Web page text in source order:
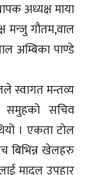
अध्यक्ष माया
मन्जु गौतम,वाल
अम्बिका पाण्डे
स्वागत मन्तव्य
समुहको सचिव
। एकता टोल
बिभिन्न खेलहरु